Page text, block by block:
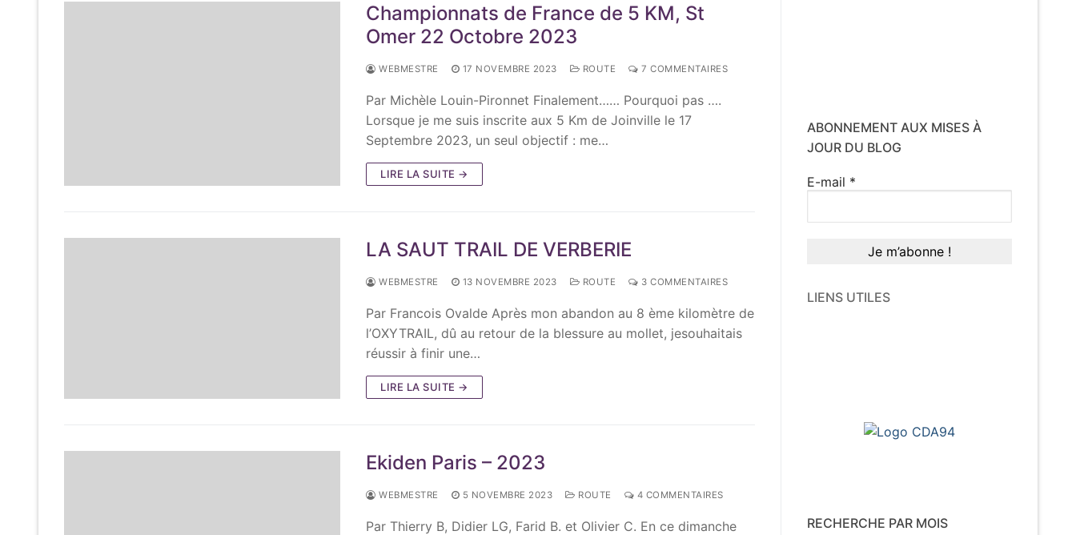
Championnats de France de 5 KM, St
Omer 22 Octobre 2023
WEBMESTRE 17 NOVEMBRE 2023 ROUTE 7 COMMENTAIRES
Par Michèle Louin-Pironnet Finalement…… Pourquoi pas ….
Lorsque je me suis inscrite aux 5 Km de Joinville le 17
Septembre 2023, un seul objectif : me…
LIRE LA SUITE →
LA SAUT TRAIL DE VERBERIE
WEBMESTRE 13 NOVEMBRE 2023 ROUTE 3 COMMENTAIRES
Par Francois Ovalde Après mon abandon au 8 ème kilomètre de
l’OXYTRAIL, dû au retour de la blessure au mollet, jesouhaitais
réussir à finir une…
LIRE LA SUITE →
Ekiden Paris – 2023
WEBMESTRE 5 NOVEMBRE 2023 ROUTE 4 COMMENTAIRES
Par Thierry B, Didier LG, Farid B. et Olivier C. En ce dimanche
ABONNEMENT AUX MISES À
JOUR DU BLOG
E-mail *
LIENS UTILES
RECHERCHE PAR MOIS